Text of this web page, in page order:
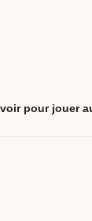
pour jouer